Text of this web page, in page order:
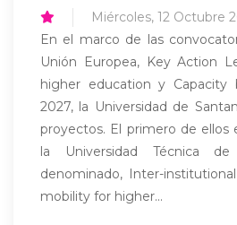
Miércoles, 12 Octubre
En el marco de las
Unión Europea, Key Action
higher education y Capacity
2027, la Universidad de
proyectos. El primero de ellos
la Universidad Técnica
denominado, Inter-
mobility for higher...